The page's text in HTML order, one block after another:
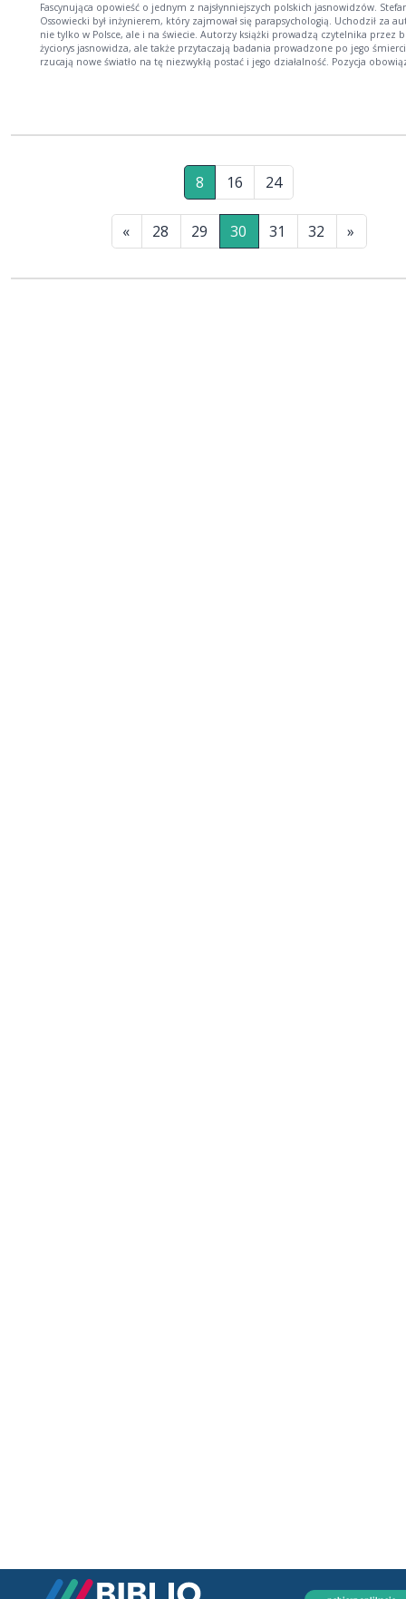
Fascynująca opowieść o jednym z najsłynniejszych polskich jasnowidzów.
Ossowiecki był inżynierem, który zajmował się parapsychologią. Uchodził za
nie tylko w Polsce, ale i na świecie. Autorzy książki prowadzą czytelnika przez
życiorys jasnowidza, ale także przytaczają badania prowadzone po jego
rzucają nowe światło na tę niezwykłą postać i jego działalność. Pozycja
8 16 24
« 28 29 30 31 32 »